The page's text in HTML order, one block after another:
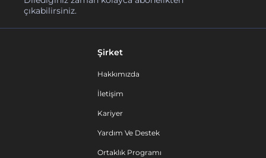
çıkabilirsiniz.
Şirket
Hakkımızda
İletişim
Kariyer
Yardım Ve Destek
Ortaklık Programı